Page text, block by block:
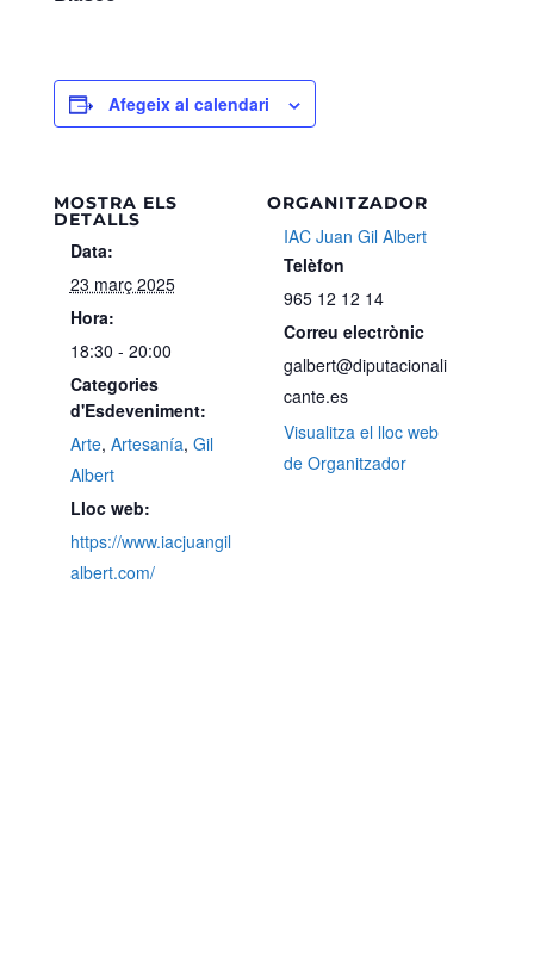
Afegeix al calendari
MOSTRA ELS
DETALLS
Data:
23 març 2025
Hora:
18:30 - 20:00
Categories
d'Esdeveniment:
Arte, Artesanía, Gil
Albert
Lloc web:
https://www.iacjuangil
albert.com/
ORGANITZADOR
IAC Juan Gil Albert
Telèfon
965 12 12 14
Correu electrònic
galbert@diputacionali
cante.es
Visualitza el lloc web
de Organitzador